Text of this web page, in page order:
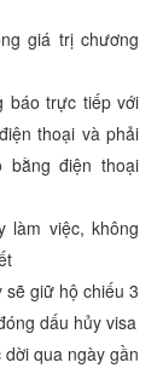
giá trị chương
báo trực tiếp với
thoại và phải
bằng điện thoại
làm việc, không
giữ hộ chiếu 3
dấu hủy visa
qua ngày gần